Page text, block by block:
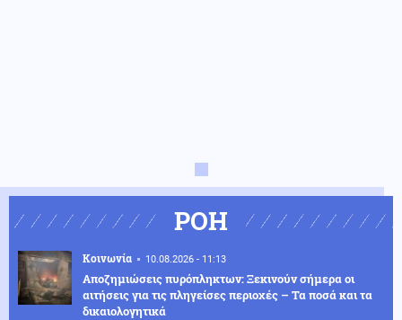
ΡΟΗ
Κοινωνία 10.08.2026 - 11:13
Αποζημιώσεις πυρόπληκτων: Ξεκινούν σήμερα οι
αιτήσεις για τις πληγείσες περιοχές – Τα ποσά και τα
δικαιολογητικά